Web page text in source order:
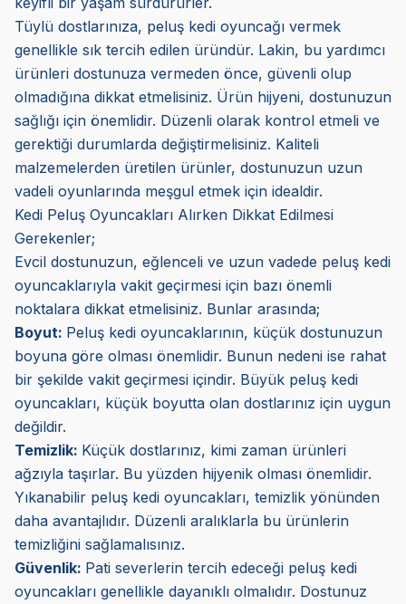
Tüylü dostlarınıza, peluş kedi oyuncağı vermek
genellikle sık tercih edilen üründür. Lakin, bu yardımcı
ürünleri dostunuza vermeden önce, güvenli olup
olmadığına dikkat etmelisiniz. Ürün hijyeni, dostunuzun
sağlığı için önemlidir. Düzenli olarak kontrol etmeli ve
gerektiği durumlarda değiştirmelisiniz. Kaliteli
malzemelerden üretilen ürünler, dostunuzun uzun
vadeli oyunlarında meşgul etmek için idealdir.
Kedi Peluş Oyuncakları Alırken Dikkat Edilmesi
Gerekenler;
Evcil dostunuzun, eğlenceli ve uzun vadede peluş kedi
oyuncaklarıyla vakit geçirmesi için bazı önemli
noktalara dikkat etmelisiniz. Bunlar arasında;
Boyut: Peluş kedi oyuncaklarının, küçük dostunuzun
boyuna göre olması önemlidir. Bunun nedeni ise rahat
bir şekilde vakit geçirmesi içindir. Büyük peluş kedi
oyuncakları, küçük boyutta olan dostlarınız için uygun
değildir.
Temizlik: Küçük dostlarınız, kimi zaman ürünleri
ağzıyla taşırlar. Bu yüzden hijyenik olması önemlidir.
Yıkanabilir peluş kedi oyuncakları, temizlik yönünden
daha avantajlıdır. Düzenli aralıklarla bu ürünlerin
temizliğini sağlamalısınız.
Güvenlik: Pati severlerin tercih edeceği peluş kedi
oyuncakları genellikle dayanıklı olmalıdır. Dostunuz